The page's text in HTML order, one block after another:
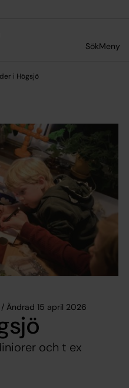
SökMeny
i Högsjö
Ändrad 15 april 2026
och t ex